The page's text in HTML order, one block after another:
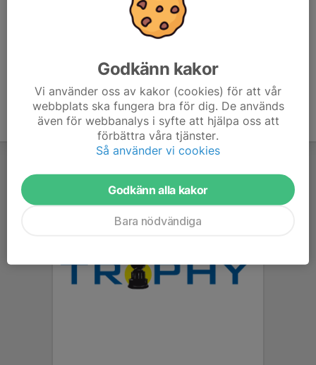
Godkänn kakor
Vi använder oss av kakor (cookies) för att vår
webbplats ska fungera bra för dig. De används
även för webbanalys i syfte att hjälpa oss att
förbättra våra tjänster.
Så använder vi cookies
Godkänn alla kakor
Bara nödvändiga